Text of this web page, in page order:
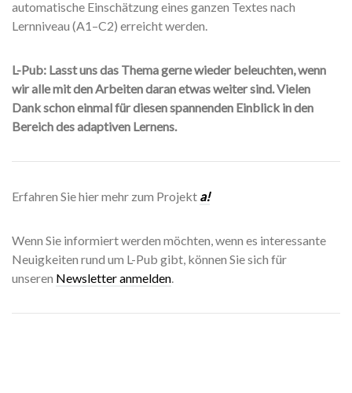
automatische Einschätzung eines ganzen Textes nach
Lernniveau (A1–C2) erreicht werden.
L-Pub: Lasst uns das Thema gerne wieder beleuchten, wenn
wir alle mit den Arbeiten daran etwas weiter sind. Vielen
Dank schon einmal für diesen spannenden Einblick in den
Bereich des adaptiven Lernens.
Erfahren Sie hier mehr zum Projekt a!
Wenn Sie informiert werden möchten, wenn es interessante
Neuigkeiten rund um L-Pub gibt, können Sie sich für
unseren Newsletter anmelden.